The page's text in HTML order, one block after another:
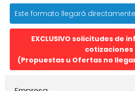
Este formato llegará
EXCLUSIVO solicitudes de
cotizaciones
(Propuestas u Ofertas no